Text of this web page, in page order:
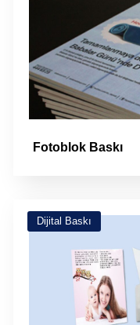
Fotoblok Baskı
Dijital Baskı